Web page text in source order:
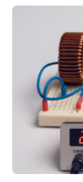
Sozialfonds
Damit zählt
Bayerischen
Mittelpunkt